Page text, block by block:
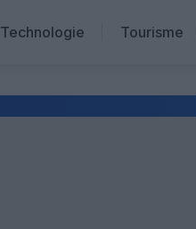
Technologie
Tourisme
Hôtellerie